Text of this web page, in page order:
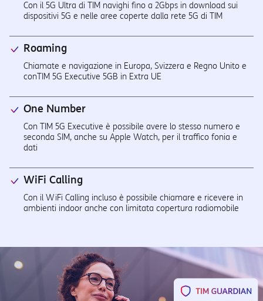
Con il 5G Ultra di TIM navighi fino a 2Gbps in download sui
dispositivi 5G e nelle aree coperte dalla rete 5G di TIM
Roaming
Chiamate e navigazione in Europa, Svizzera e Regno Unito e
conTIM 5G Executive 5GB in Extra UE
One Number
Con TIM 5G Executive è possibile avere lo stesso numero e
seconda SIM, anche su Apple Watch, per il traffico fonia e
dati
WiFi Calling
Con il WiFi Calling incluso è possibile chiamare e ricevere in
ambienti indoor anche con limitata copertura radiomobile